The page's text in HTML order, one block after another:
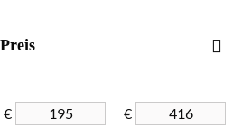
Preis
€ €